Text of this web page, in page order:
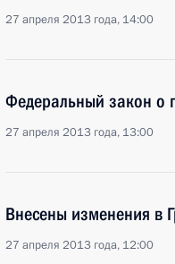
27 апреля 2013 года, 14:00
Федеральный закон о
27 апреля 2013 года, 13:00
Внесены изменения в
27 апреля 2013 года, 12:00